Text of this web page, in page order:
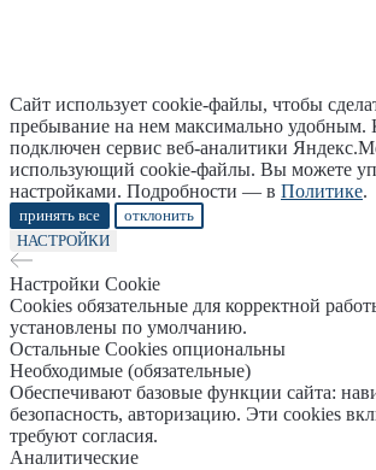
Сайт использует cookie-файлы, чтобы
пребывание на нем максимально удобным.
подключен сервис веб-аналитики
использующий cookie-файлы. Вы можете
настройками. Подробности — в Политике.
принять все
отклонить
НАСТРОЙКИ
Настройки Cookie
Cookies обязательные для корректной
установлены по умолчанию.
Остальные Cookies опциональны
Необходимые (обязательные)
Обеспечивают базовые функции сайта:
безопасность, авторизацию. Эти cookies
требуют согласия.
Аналитические